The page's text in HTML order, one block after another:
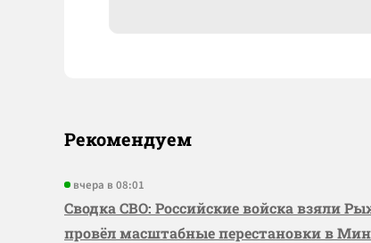
Рекомендуем
вчера в 08:01
Сводка СВО: Российские войска взяли
провёл масштабные перестановки в